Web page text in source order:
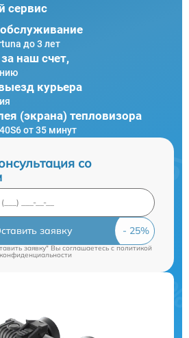
сервис
до 3 лет
наш счет,
курьера
(экрана) тепловизора
от 35 минут
со
заявку
заявку" Вы соглашаетесь cполитикой
конфиденциальности